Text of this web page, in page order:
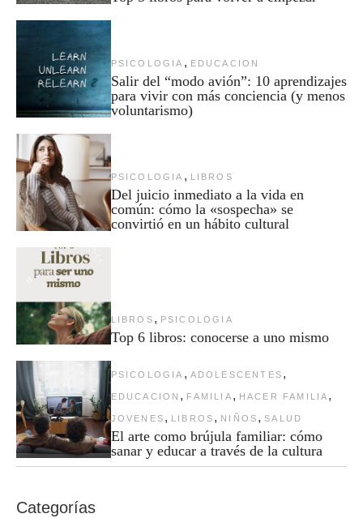
PSICOLOGIA , EDUCACION
Salir del “modo avión”: 10 aprendizajes
para vivir con más conciencia (y menos
voluntarismo)
PSICOLOGIA , LIBROS
Del juicio inmediato a la vida en
común: cómo la «sospecha» se
convirtió en un hábito cultural
LIBROS , PSICOLOGIA
Top 6 libros: conocerse a uno mismo
PSICOLOGIA , ADOLESCENTES ,
EDUCACION , FAMILIA , HACER FAMILIA ,
JOVENES , LIBROS , NIÑOS , SALUD
El arte como brújula familiar: cómo
sanar y educar a través de la cultura
Categorías